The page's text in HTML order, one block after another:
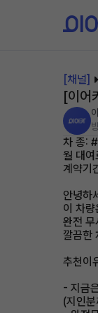
[채널]
[이어
차 종:
월 대
계약기
안녕하
이 차
완전 무
깔끔한
추천이
- 지금
(지인